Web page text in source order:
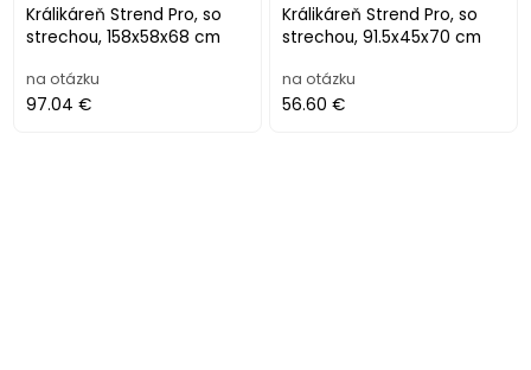
Králikáreň Strend Pro, so
strechou, 158x58x68 cm
na otázku
97.04 €
Králikáreň Strend Pro, so
strechou, 91.5x45x70 cm
na otázku
56.60 €